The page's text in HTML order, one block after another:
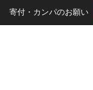
寄付・カンパのお願い